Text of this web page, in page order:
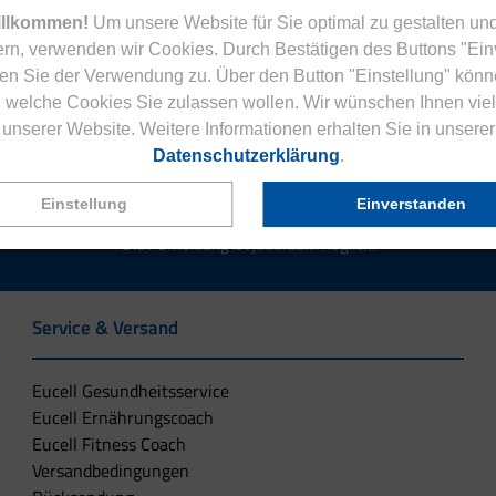
Um unsere Website für Sie optimal zu gestalten
verwenden wir Cookies. Durch Bestätigen des Buttons
Sie der Verwendung zu. Über den Button "Einstellung"
welche Cookies Sie zulassen wollen. Wir wünschen Ihnen
unserer Website. Weitere Informationen erhalten Sie in unserer
Datenschutzerklärung.
Einstellung Einverstanden
Jetzt zum Newsletter anmelden.
Eucell Gesundheitsmagazin und verpassen Sie keine
Die Abmeldung ist jederzeit möglich.
Service & Versand
Eucell Gesundheitsservice
Eucell Ernährungscoach
Eucell Fitness Coach
Versandbedingungen